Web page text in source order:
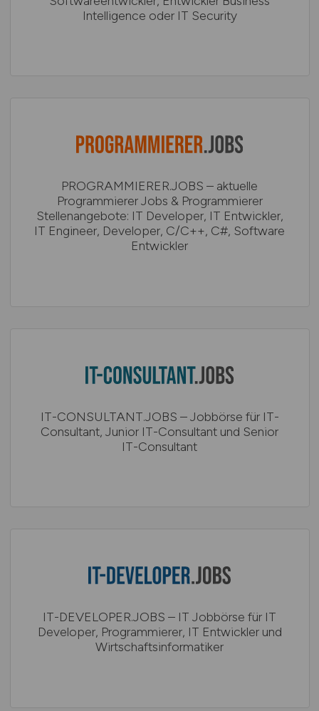
Intelligence oder IT Security
PROGRAMMIERER.JOBS – aktuelle
Programmierer Jobs & Programmierer
Stellenangebote: IT Developer, IT Entwickler,
IT Engineer, Developer, C/C++, C#, Software
Entwickler
IT-CONSULTANT.JOBS – Jobbörse für IT-
Consultant, Junior IT-Consultant und Senior
IT-Consultant
IT-DEVELOPER.JOBS – IT Jobbörse für IT
Developer, Programmierer, IT Entwickler und
Wirtschaftsinformatiker